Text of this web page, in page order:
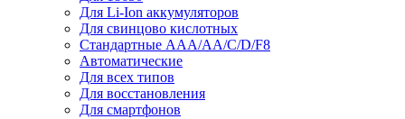
Для Li-Ion аккумуляторов
Для свинцово кислотных
Стандартные ААА/АА/С/D/F8
Автоматические
Для всех типов
Для восстановления
Для смартфонов